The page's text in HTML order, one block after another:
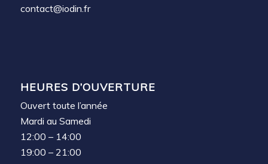
contact@iodin.fr
HEURES D’OUVERTURE
Ouvert toute l’année
Mardi au Samedi
12:00 – 14:00
19:00 – 21:00